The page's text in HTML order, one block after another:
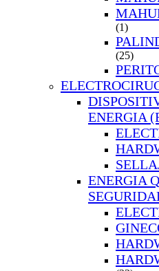
(1)
(25)
ENERGIA
ENERGIA